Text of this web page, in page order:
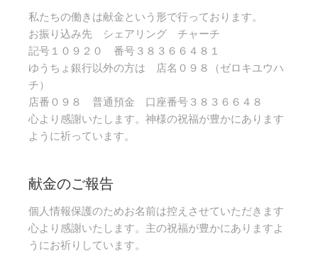
私たちの働きは献金という形で行っております。
お振り込み先 シェアリング チャーチ
記号１０９２０ 番号３８３６６４８１
ゆうちょ銀行以外の方は 店名０９８（ゼロキユウハ
チ）
店番０９８ 普通預金 口座番号３８３６６４８
心より感謝いたします。神様の祝福が豊かにあります
ように祈っています。
献金のご報告
個人情報保護のためお名前は控えさせていただきます
心より感謝いたします。主の祝福が豊かにありますよ
うにお祈りしています。